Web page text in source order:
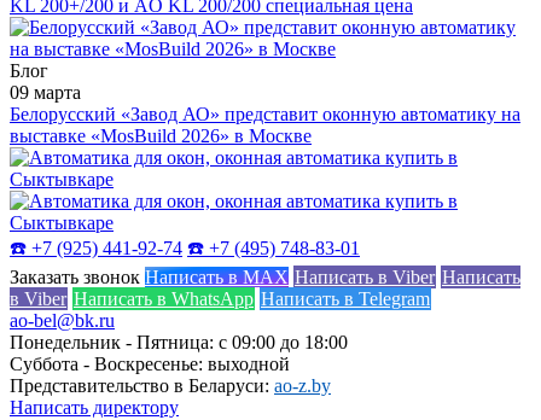
KL 200+/200 и AO KL 200/200 специальная цена
Блог
09 марта
Белорусский «Завод АО» представит оконную автоматику на
выставке «MosBuild 2026» в Москве
☎️ +7 (925) 441-92-74 ☎️ +7 (495) 748-83-01
Заказать звонок Написать в MAX Написать в Viber Написать
в Viber Написать в WhatsApp Написать в Telegram
ao-bel@bk.ru
Понедельник - Пятница: с 09:00 до 18:00
Суббота - Воскресенье: выходной
Представительство в Беларуси: ao-z.by
Написать директору